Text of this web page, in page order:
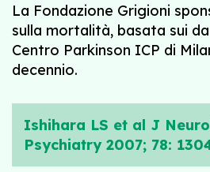
La Fondazione Grigioni
sulla mortalità, basata sui
Centro Parkinson ICP di
decennio.
Ishihara LS et al J
Psychiatry 2007; 78: